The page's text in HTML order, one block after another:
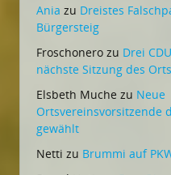
Ania zu Dreistes
Bürgersteig
Froschonero zu Drei
nächste Sitzung des
Elsbeth Muche zu Neue
Ortsvereinsvorsitzende
gewählt
Netti zu Brummi auf